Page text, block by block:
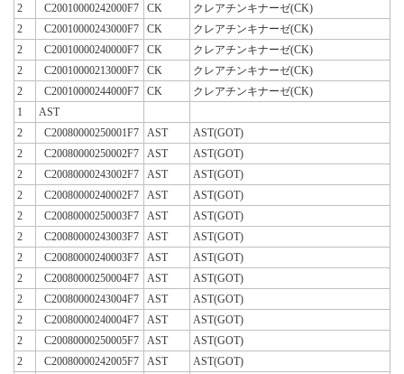
2
C20010000242000F7 CK
クレアチンキナーゼ(CK)
2
C20010000243000F7 CK
クレアチンキナーゼ(CK)
2
C20010000240000F7 CK
クレアチンキナーゼ(CK)
2
C20010000213000F7 CK
クレアチンキナーゼ(CK)
2
C20010000244000F7 CK
クレアチンキナーゼ(CK)
1
AST
2
C20080000250001F7 AST
AST(GOT)
2
C20080000250002F7 AST
AST(GOT)
2
C20080000243002F7 AST
AST(GOT)
2
C20080000240002F7 AST
AST(GOT)
2
C20080000250003F7 AST
AST(GOT)
2
C20080000243003F7 AST
AST(GOT)
2
C20080000240003F7 AST
AST(GOT)
2
C20080000250004F7 AST
AST(GOT)
2
C20080000243004F7 AST
AST(GOT)
2
C20080000240004F7 AST
AST(GOT)
2
C20080000250005F7 AST
AST(GOT)
2
C20080000242005F7 AST
AST(GOT)